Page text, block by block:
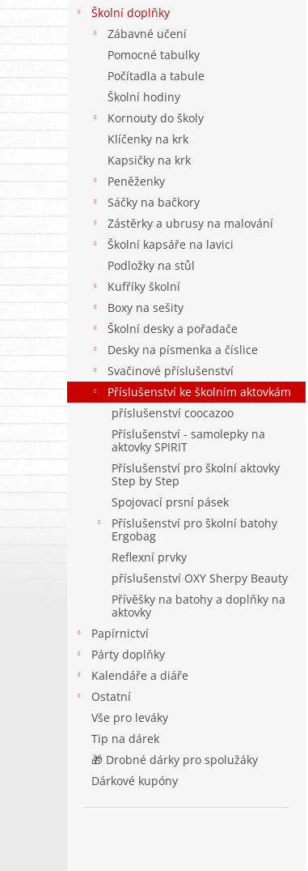
Školní doplňky
Zábavné učení
Pomocné tabulky
Počítadla a tabule
Školní hodiny
Kornouty do školy
Klíčenky na krk
Kapsičky na krk
Peněženky
Sáčky na bačkory
Zástěrky a ubrusy na malování
Školní kapsáře na lavici
Podložky na stůl
Kufříky školní
Boxy na sešity
Školní desky a pořadače
Desky na písmenka a číslice
Svačinové příslušenství
Příslušenství ke školním aktovkám
příslušenství coocazoo
Příslušenství - samolepky na
aktovky SPIRIT
Příslušenství pro školní aktovky
Step by Step
Spojovací prsní pásek
Příslušenství pro školní batohy
Ergobag
Reflexní prvky
příslušenství OXY Sherpy Beauty
Přívěšky na batohy a doplňky na
aktovky
Papírnictví
Párty doplňky
Kalendáře a diáře
Ostatní
Vše pro leváky
Tip na dárek
🎁 Drobné dárky pro spolužáky
Dárkové kupóny